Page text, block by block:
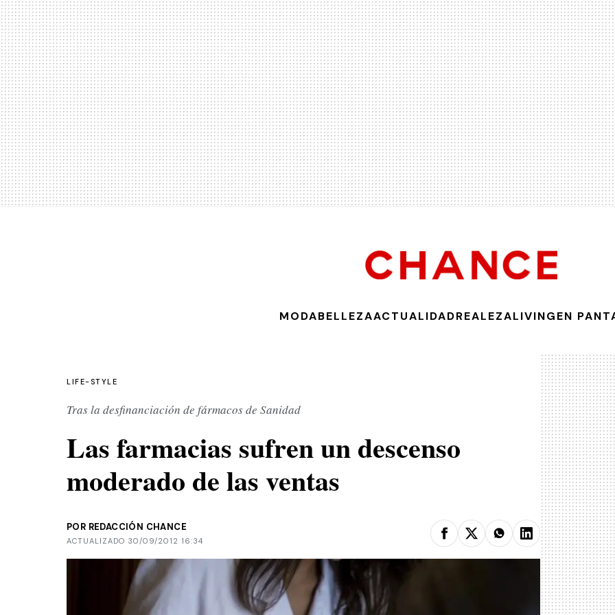
MODABELLEZAACTUALIDADREALEZALIVINGEN
LIFE-STYLE
Tras la desfinanciación de fármacos de Sanidad
Las farmacias sufren un descenso
moderado de las ventas
POR REDACCIÓN CHANCE
ACTUALIZADO 30/09/2012 16:34